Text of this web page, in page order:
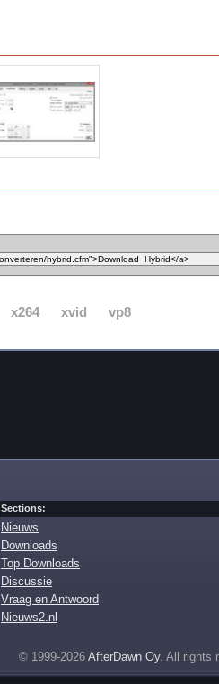
x264 xvid vp8
Sections:
Nieuws
Downloads
Top Downloads
Discussie
Vraag en Antwoord
Nieuws2.nl
© 1999-2026 AfterDawn Oy. All rights